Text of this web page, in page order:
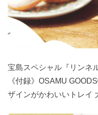
宝島スペシャル『リンネ
《付録》OSAMU
ザインがかわいいトレイ